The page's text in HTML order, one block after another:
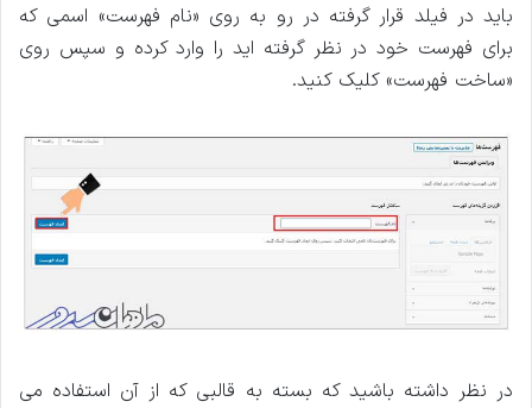
باید در فیلد قرار گرفته در رو به روی «نام فهرست» اسمی که
برای فهرست خود در نظر گرفته اید را وارد کرده و سپس روی
«ساخت فهرست» کلیک کنید.
در نظر داشته باشید که بسته به قالبی که از آن استفاده می